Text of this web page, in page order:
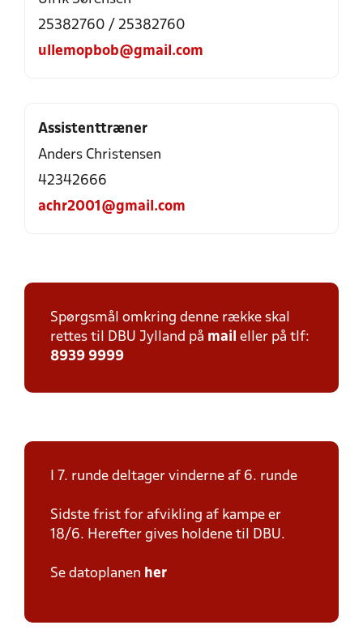
25382760 / 25382760
ullemopbob@gmail.com
Assistenttræner
Anders Christensen
42342666
achr2001@gmail.com
Spørgsmål omkring denne række skal
rettes til DBU Jylland på mail eller på tlf:
8939 9999
I 7. runde deltager vinderne af 6. runde
Sidste frist for afvikling af kampe er
18/6. Herefter gives holdene til DBU.
Se datoplanen her